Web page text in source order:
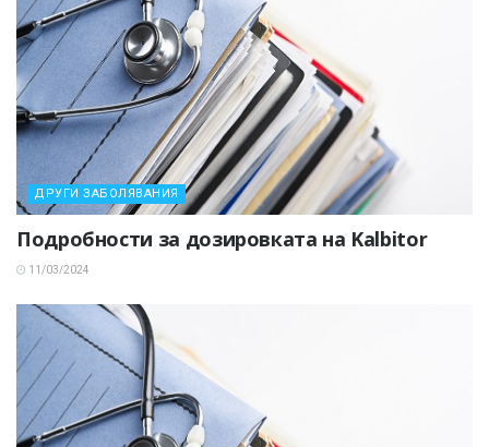
ДРУГИ ЗАБОЛЯВАНИЯ
Подробности за дозировката на Kalbitor
11/03/2024